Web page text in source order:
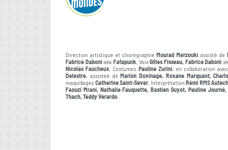
Direction artistique et chorégraphie Mourad Merzouki assisté de
Fabrice DaboniakaFafapunk, VoixGilles Fisseau, Fabrice Daboni
Nicolas Faucheux, Costumes Pauline Zurini, en collaboration
Delestre, assistée deMarion Duvinage, Roxane Marquant,
maquillages Catherine Saint-Sever, Interprétation Rémi RMS
Faouzi Mrani, Nathalie Fauquette, Bastien Guyot, Pauline
Thach, Teddy Verardo.